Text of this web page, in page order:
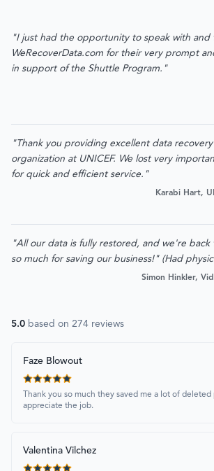
"I just had the opportunity to speak with and
WeRecoverData.com for their very prompt
in support of the Shuttle Program."
"Thank you providing excellent data
organization at UNICEF. We lost very
for quick and efficient service."
Karabi Hart,
"All our data is fully restored, and we're back
so much for saving our business!" (Had
Simon Hinkler,
5.0 based on 274 reviews
Faze Blowout
Thank you so much they saved me a lot of deleted
appreciate the job.
Valentina Vilchez